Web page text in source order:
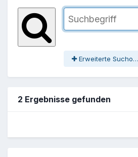
Erweiterte Suchoptionen
2 Ergebnisse gefunden